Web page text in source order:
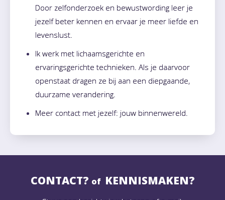
Door zelfonderzoek en bewustwording leer je
jezelf beter kennen en ervaar je meer liefde en
levenslust.
Ik werk met lichaamsgerichte en
ervaringsgerichte technieken. Als je daarvoor
openstaat dragen ze bij aan een diepgaande,
duurzame verandering.
Meer contact met jezelf: jouw binnenwereld.
CONTACT? of KENNISMAKEN?